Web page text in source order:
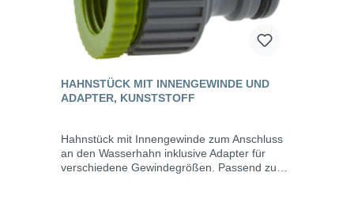
HAHNSTÜCK MIT INNENGEWINDE UND
ADAPTER, KUNSTSTOFF
Hahnstück mit Innengewinde zum Anschluss
an den Wasserhahn inklusive Adapter für
verschiedene Gewindegrößen. Passend zu